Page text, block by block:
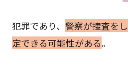
犯罪であり、 警察が捜査を
定できる可能性がある。